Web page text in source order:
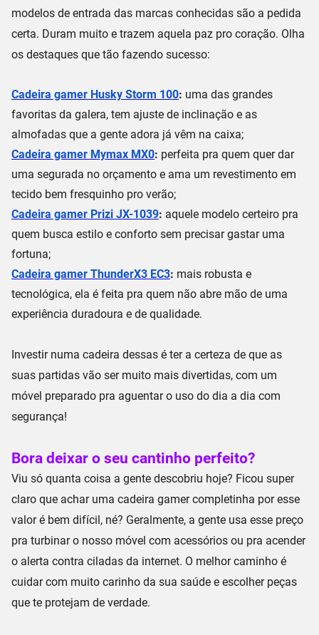
modelos de entrada das marcas conhecidas são a pedida
certa. Duram muito e trazem aquela paz pro coração. Olha
os destaques que tão fazendo sucesso:
Cadeira gamer Husky Storm 100: uma das grandes
favoritas da galera, tem ajuste de inclinação e as
almofadas que a gente adora já vêm na caixa;
Cadeira gamer Mymax MX0: perfeita pra quem quer dar
uma segurada no orçamento e ama um revestimento em
tecido bem fresquinho pro verão;
Cadeira gamer Prizi JX-1039: aquele modelo certeiro pra
quem busca estilo e conforto sem precisar gastar uma
fortuna;
Cadeira gamer ThunderX3 EC3: mais robusta e
tecnológica, ela é feita pra quem não abre mão de uma
experiência duradoura e de qualidade.
Investir numa cadeira dessas é ter a certeza de que as
suas partidas vão ser muito mais divertidas, com um
móvel preparado pra aguentaro uso do dia a dia com
segurança!
Bora deixar o seu cantinho perfeito?
Viu só quanta coisa a gente descobriu hoje? Ficou super
claro que achar uma cadeira gamer completinha por esse
valor é bem difícil, né? Geralmente, a gente usa esse preço
pra turbinar o nosso móvel com acessórios ou pra acender
o alerta contra ciladas da internet. O melhor caminho é
cuidar com muito carinho da sua saúde e escolher peças
que te protejam de verdade.